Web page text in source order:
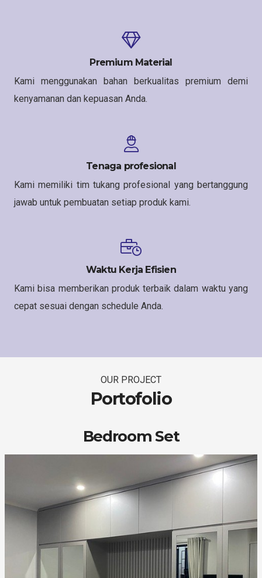
Premium Material
Kami menggunakan bahan berkualitas premium demi
kenyamanan dan kepuasan Anda.
Tenaga profesional
Kami memiliki tim tukang profesional yang bertanggung
jawab untuk pembuatan setiap produk kami.
Waktu Kerja Efisien
Kami bisa memberikan produk terbaik dalam waktu yang
cepat sesuai dengan schedule Anda.
OUR PROJECT
Portofolio
Bedroom Set